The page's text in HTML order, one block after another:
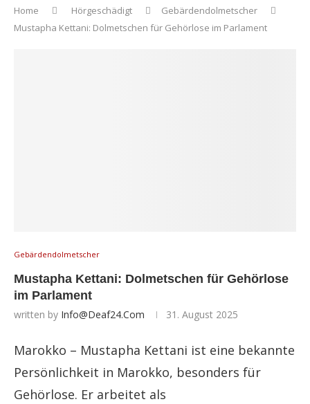
Home Hörgeschädigt
Gebärdendolmetscher
Mustapha Kettani: Dolmetschen für Gehörlose im Parlament
Gebärdendolmetscher
Mustapha Kettani: Dolmetschen für Gehörlose
im Parlament
written by Info@deaf24.com 31. August 2025
Marokko – Mustapha Kettani ist eine bekannte
Persönlichkeit in Marokko, besonders für
Gehörlose. Er arbeitet als